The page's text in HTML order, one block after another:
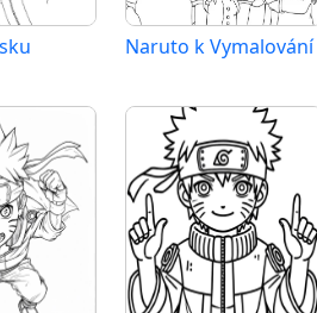
Naruto k Vymalování